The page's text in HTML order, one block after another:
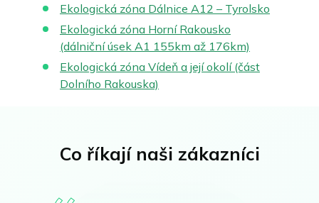
Ekologická zóna Dálnice A12 – Tyrolsko
Ekologická zóna Horní Rakousko
(dálniční úsek A1 155km až 176km)
Ekologická zóna Vídeň a její okolí (část
Dolního Rakouska)
Co říkají naši zákazníci